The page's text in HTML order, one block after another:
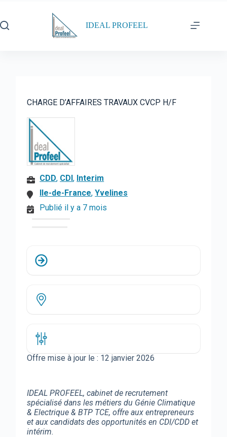
contenu
IDEAL PROFEEL
CHARGE D’AFFAIRES TRAVAUX CVCP H/F
CDD, CDI, Interim
Ile-de-France,Yvelines
Publié il y a 7 mois
Offre mise à jour le : 12 janvier 2026
IDEAL PROFEEL, cabinet de recrutement
spécialisé dans les métiers du Génie Climatique
& Electrique & BTP TCE, offre aux entrepreneurs
et aux candidats des opportunités en CDI/CDD et
intérim.